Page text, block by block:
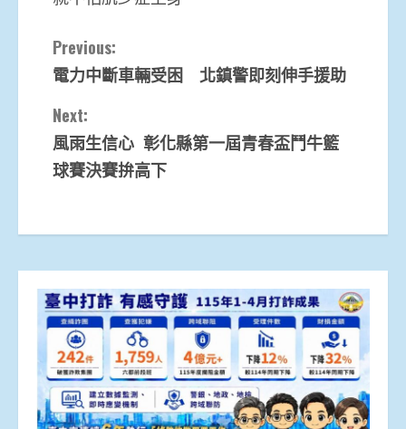
Continue
Reading
Previous:
電力中斷車輛受困 北鎮警即刻伸手援助
Next:
風雨生信心 彰化縣第一屆青春盃鬥牛籃
球賽決賽拚高下